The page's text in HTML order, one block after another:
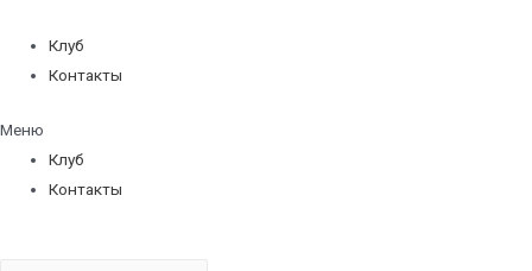
Клуб
Контакты
Меню
Клуб
Контакты